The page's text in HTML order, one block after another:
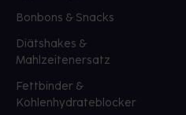
Bonbons & Snacks
Diätshakes &
Mahlzeitenersatz
Fettbinder &
Kohlenhydrateblocker